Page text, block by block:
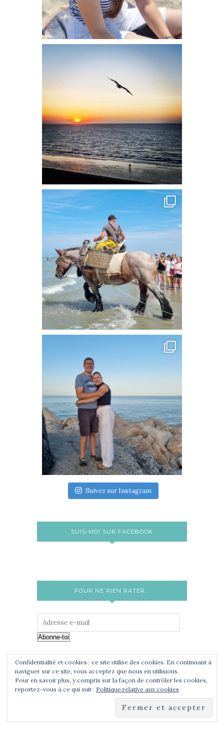
Suivez sur Instagram
SUIS-MOI SUR FACEBOOK
POUR NE RIEN RATER...
Abonne-toi
ARCHIVES
Confidentialité et cookies : ce site utilise des cookies. En continuant à
naviguer sur ce site, vous acceptez que nous en utilisions.
Pour en savoir plus, y compris sur la façon de contrôler les cookies,
reportez-vous à ce qui suit : Politique relative aux cookies